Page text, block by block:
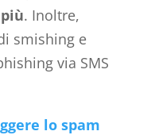
. Inoltre,
smishing e
via SMS
lo spam